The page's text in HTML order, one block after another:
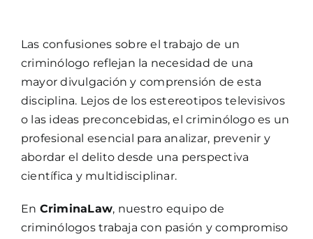
Las confusiones sobre el trabajo de un
criminólogo reflejan la necesidad de una
mayor divulgación y comprensión de esta
disciplina. Lejos de los estereotipos televisivos
o las ideas preconcebidas, el criminólogo es un
profesional esencial para analizar, prevenir y
abordar el delito desde una perspectiva
científica y multidisciplinar.
En CriminaLaw, nuestro equipo de
criminólogos trabaja con pasión y compromiso